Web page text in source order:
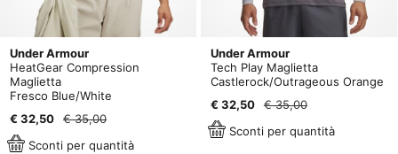
Under Armour
HeatGear Compression
Maglietta
Fresco Blue/White
€ 32,50
€ 35,00
Sconti per quantità
Under Armour
Tech Play Maglietta
Castlerock/Outrageous Orange
€ 32,50
€ 35,00
Sconti per quantità